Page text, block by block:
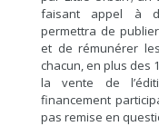
faisant appel à
permettra de
et de rémunérer
chacun, en plus des
la vente de
financement
pas remise en